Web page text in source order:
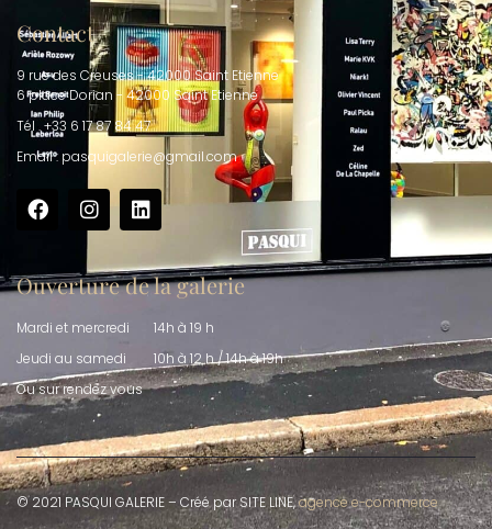
Contact
9 rue des Creuses - 42000 Saint Etienne
6 place Dorian - 42000 Saint Etienne
Tél . +33 6 17 87 84 47
Email : pasquigalerie@gmail.com
Ouverture de la galerie
Mardi et mercredi
Jeudi au samedi
Ou sur rendez vous
14h à 19 h
10h à 12 h / 14h à 19h
© 2021 PASQUI GALERIE – Créé par SITE LINE,agence e-commerce